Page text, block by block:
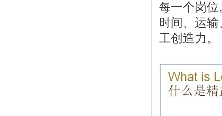
每一个岗
时间、运
工创造力。